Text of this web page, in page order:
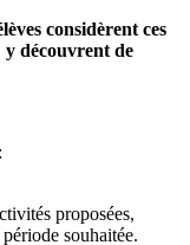
considèrent ces
y découvrent de
proposées,
souhaitée.